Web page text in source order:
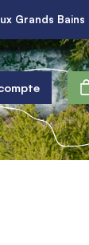
Grands